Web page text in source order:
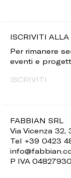
FABBIAN SRL
Via Vicenza 32,
Tel +39 0423
P IVA
ISCRIVITI
Per rimanere
eventi e
ISCRIVITI